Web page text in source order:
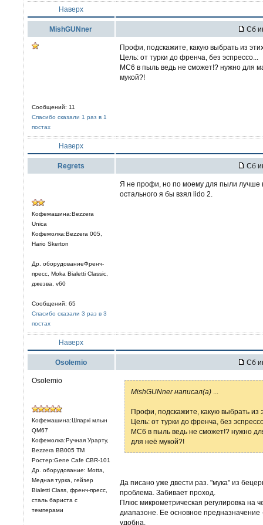
Наверх
MishGUNner Сб
Сообщений: 11
Спасибо сказали 1 раз в 1
постах
Профи, подскажите, какую выбрать из
Цель: от турки до френча, без эспрессо...
MC6 в пыль ведь не сможет!? нужно для
мукой?!
Наверх
Regrets Сб
Кофемашина:Bezzera
Unica
Кофемолка:Bezzera 005,
Hario Skerton
Др. оборудованиеФренч-
пресс, Moka Bialetti Classic,
джезва, v60
Сообщений: 65
Спасибо сказали 3 раз в 3
постах
Я не профи, но по моему для пыли лучше
остального я бы взял lido 2.
Наверх
Osolemio Сб
Osolemio
Кофемашина:Шпаркi млын
QM67
Кофемолка:Ручная Урарту,
Bezzera BB005 TM
Ростер:Gene Cafe CBR-101
Др. оборудование: Motta,
Медная турка, гейзер
Bialetti Class, френч-пресс,
сталь бариста с
темперами
MishGUNner написал(а)
Профи, подскажите, какую выбрать из
Цель: от турки до френча, без
MC6 в пыль ведь не сможет!? нужно
для неё мукой?!
Да писано уже двести раз. "мука" из
проблема. Забивает проход.
Плюс микрометрическая регулировка на
диапазоне. Ее основное предназначение
удобна.